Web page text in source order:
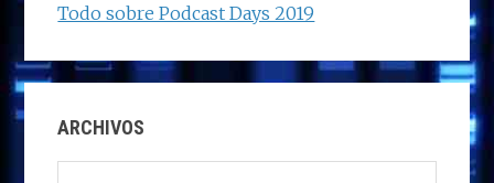
Todo sobre Podcast Days 2019
ARCHIVOS